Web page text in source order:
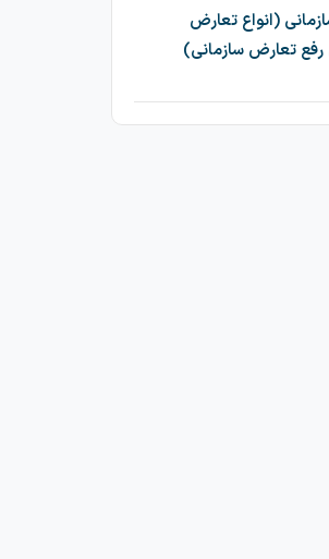
(انواع تعارض
رفع تعارض سازمانی)